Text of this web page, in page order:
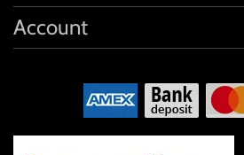
Account